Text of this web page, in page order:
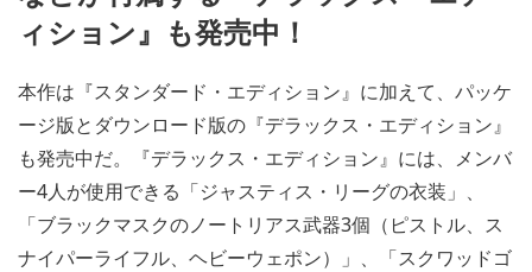
ィション』も発売中！
本作は『スタンダード・エディション』に加えて、パッケ
ージ版とダウンロード版の『デラックス・エディション』
も発売中だ。『デラックス・エディション』には、メンバ
ー4人が使用できる「ジャスティス・リーグの衣装」、
「ブラックマスクのノートリアス武器3個（ピストル、ス
ナイパーライフル、ヘビーウェポン）」、「スクワッドゴ